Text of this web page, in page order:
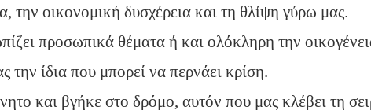
την οικονομική δυσχέρεια και τη θλίψη γύρω μας.
προσωπικά θέματα ή και ολόκληρη την
την ίδια που μπορεί να περνάει κρίση.
και βγήκε στο δρόμο, αυτόν που μας κλέβει τη